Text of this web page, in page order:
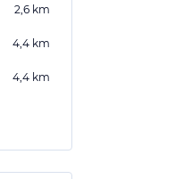
2,6 km
4,4 km
4,4 km